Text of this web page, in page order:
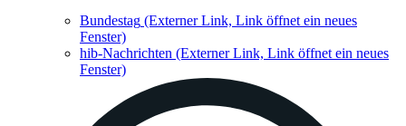
Bundestag (Externer Link, Link öffnet ein neues
Fenster)
hib-Nachrichten (Externer Link, Link öffnet ein neues
Fenster)